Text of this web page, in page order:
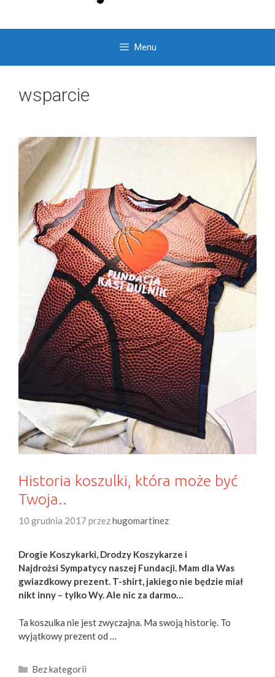
Menu
wsparcie
Historia koszulki, która może być
Twoja..
10 grudnia 2017 przezhugomartinez
Drogie Koszykarki, Drodzy Koszykarze i
Najdrożsi Sympatycy naszej Fundacji. Mam dla Was
gwiazdkowy prezent. T-shirt, jakiego nie będzie miał
nikt inny – tylko Wy. Ale nic za darmo…
Ta koszulka nie jest zwyczajna. Ma swoją historię. To
wyjątkowy prezent od …
Kategorie
Bez kategorii